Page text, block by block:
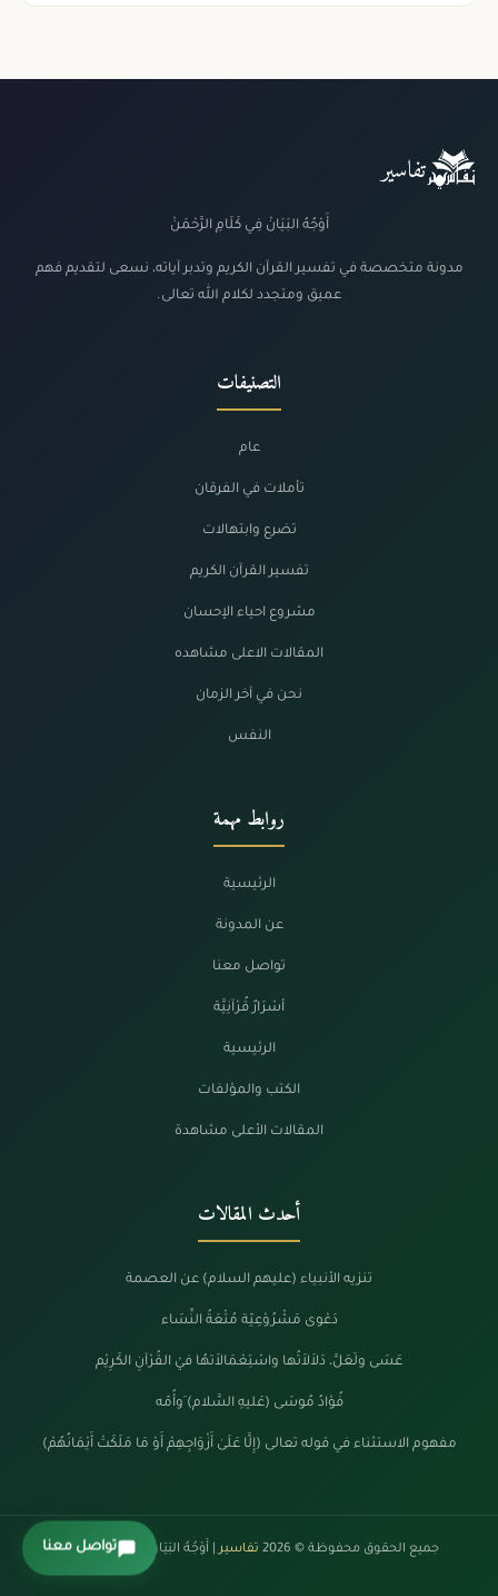
تفاسير
أَوْجُهُ البَيَانْ فِي كَلَامِ الرَّحْمَنْ
مدونة متخصصة في تفسير القرآن الكريم وتدبر آياته، نسعى لتقديم فهم
عميق ومتجدد لكلام الله تعالى.
التصنيفات
عام
تأملات في الفرقان
تضرع وابتهالات
تفسير القرآن الكريم
مشروع احياء الإحسان
المقالات الاعلى مشاهده
نحن في آخر الزمان
النفس
روابط مهمة
الرئيسية
عن المدونة
تواصل معنا
أسْرَارٌ قُرْآنِيَّة
الرئيسية
الكتب والمؤلفات
المقالات الأعلى مشاهدة
أحدث المقالات
تنزيه الأنبياء (عليهم السلام) عن العصمة
دَعْوى مَشْرُوْعِيّة مُتْعَةُ النِّسَاء
عَسَى ولَعَلَّ، دَلاَلاَتُها واسْتِعْمَالاَتهُا فيْ القُرْآنِ الكَرِيْم
فُؤادُ مُوسَى (عَليهِ السَّلام) َوأُمّه
مفهوم الاستثناء في قوله تعالى (إِلَّا عَلَىٰ أَزْوَاجِهِمْ أَوْ مَا مَلَكَتْ أَيْمَانُهُمْ)
جميع الحقوق محفوظة © 2026 تفاسير| أَوْجُهُ البَيَانْ فِي كَلَامِ الرَّحْمَنْ
تواصل معنا